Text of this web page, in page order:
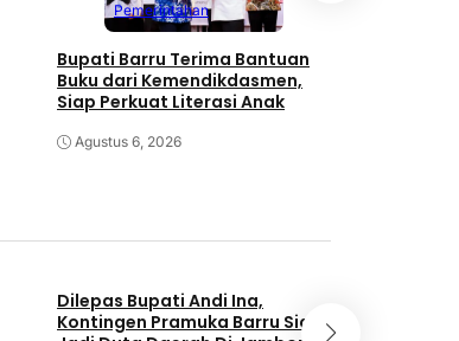
Pemerintahan
Bupati Barru Terima Bantuan
Buku dari Kemendikdasmen,
Siap Perkuat Literasi Anak
Agustus 6, 2026
Dilepas Bupati Andi Ina,
Kontingen Pramuka Barru Siap